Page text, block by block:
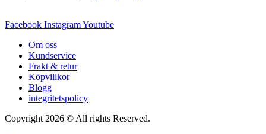
Facebook InstagramYoutube
Om oss
Kundservice
Frakt & retur
Köpvillkor
Blogg
integritetspolicy
Copyright 2026 © All rights Reserved.